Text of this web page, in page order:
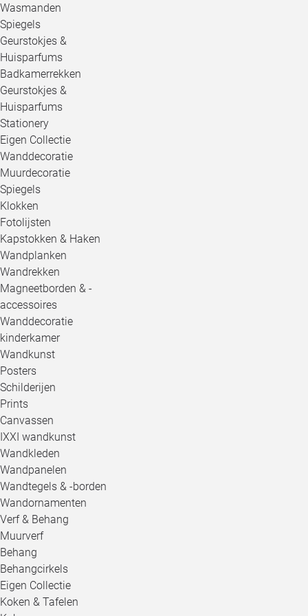
Wasmanden
Spiegels
Geurstokjes &
Huisparfums
Badkamerrekken
Geurstokjes &
Huisparfums
Stationery
Eigen Collectie
Wanddecoratie
Muurdecoratie
Spiegels
Klokken
Fotolijsten
Kapstokken & Haken
Wandplanken
Wandrekken
Magneetborden & -
accessoires
Wanddecoratie
kinderkamer
Wandkunst
Posters
Schilderijen
Prints
Canvassen
IXXI wandkunst
Wandkleden
Wandpanelen
Wandtegels & -borden
Wandornamenten
Verf & Behang
Muurverf
Behang
Behangcirkels
Eigen Collectie
Koken & Tafelen